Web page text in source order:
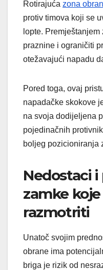
Rotirajuća zona
protiv timova koji se
lopte.
praznine i ograničiti
otežavajući napadu
Pored toga, ovaj
napadačke skokove
na svoja dodijeljena
pojedinačnih
boljeg pozicioniranja
Nedostaci
zamke
razmotriti
Unatoč svojim
obrane ima
briga je rizik od